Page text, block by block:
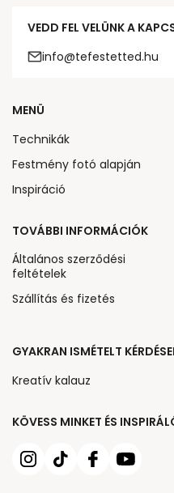
VEDD FEL VELÜNK A
info@tefestetted.hu
KÖVESS MINKET ÉS
MENÜ
Technikák
Festmény fotó alapján
Inspiráció
TOVÁBBI INFORMÁCIÓK
Általános szerződési
feltételek
Szállítás és fizetés
GYAKRAN ISMÉTELT
Kreatív kalauz